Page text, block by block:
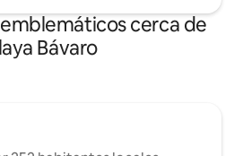
cerca de
Bávaro